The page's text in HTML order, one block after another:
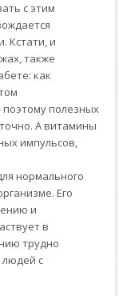
с этим
Кстати, и
также
как
поэтому полезных
А витамины
импульсов,
нормального
Его
и
в
трудно
с